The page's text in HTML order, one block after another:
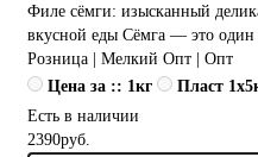
Филе сёмги: изысканный
вкусной еды Сёмга — это
Розница | Мелкий Опт | Опт
Цена за :: 1кг
Пласт
Есть в наличии
2390руб.